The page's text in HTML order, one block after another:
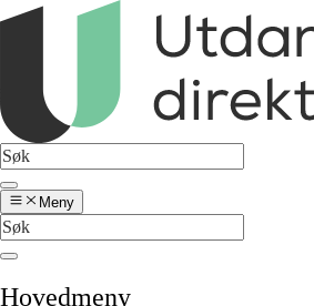
Meny
Hovedmeny